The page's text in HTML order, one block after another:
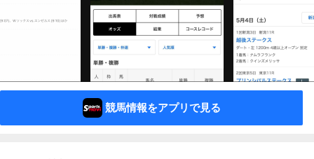
競馬情報をアプリで見る